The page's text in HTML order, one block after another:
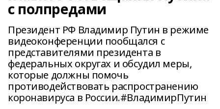
с полпредами
Президент РФ Владимир Путин в режиме
видеоконференции пообщался с
представителями президента в
федеральных округах и обсудил меры,
которые должны помочь
противодействовать распространению
коронавируса в России.#ВладимирПутин